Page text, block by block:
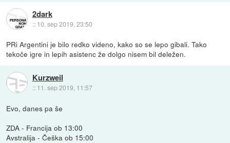
2dark
:: 10. sep 2019, 23:50
PRi Argentini je bilo redko videno, kako so se lepo gibali. Tako
tekoče igre in lepih asistenc že dolgo nisem bil deležen.
Kurzweil
:: 11. sep 2019, 11:57
Evo, danes pa še
ZDA - Francija ob 13:00
Avstralija - Češka ob 15:00